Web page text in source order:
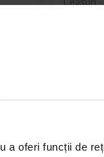
a oferi funcții de